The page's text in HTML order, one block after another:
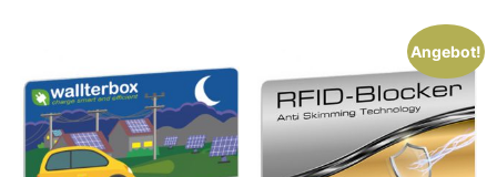
Angebot!